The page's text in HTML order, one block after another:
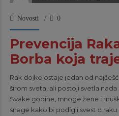
Novosti 0
Prevencija
Borba koja
Rak dojke ostaje jedan od
širom sveta, ali postoji svetla
Svake godine, mnoge žene i
snage kako bi podigli svest o